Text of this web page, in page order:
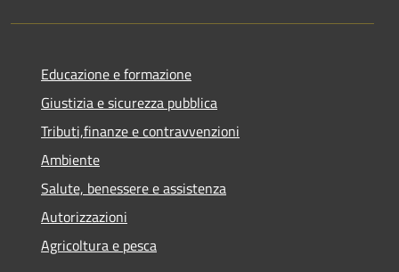
Educazione e formazione
Giustizia e sicurezza pubblica
Tributi,finanze e contravvenzioni
Ambiente
Salute, benessere e assistenza
Autorizzazioni
Agricoltura e pesca